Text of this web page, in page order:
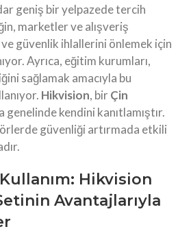
geniş bir yelpazede tercih
marketler ve alışveriş
ve güvenlik ihlallerini önlemek için
Ayrıca, eğitim kurumları,
sağlamak amacıyla bu
Hikvision, birÇin
genelinde kendini kanıtlamıştır.
güvenliği artırmada etkili
Hikvision
Avantajlarıyla